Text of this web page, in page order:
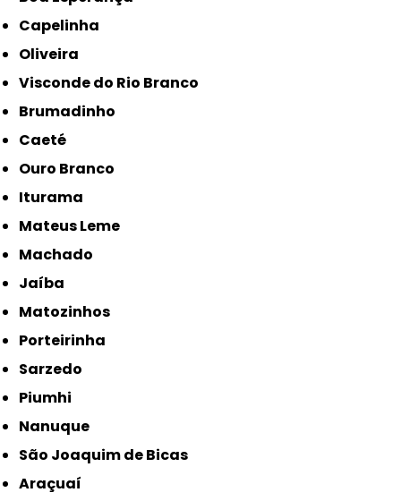
Capelinha
Oliveira
Visconde do Rio Branco
Brumadinho
Caeté
Ouro Branco
Iturama
Mateus Leme
Machado
Jaíba
Matozinhos
Porteirinha
Sarzedo
Piumhi
Nanuque
São Joaquim de Bicas
Araçuaí